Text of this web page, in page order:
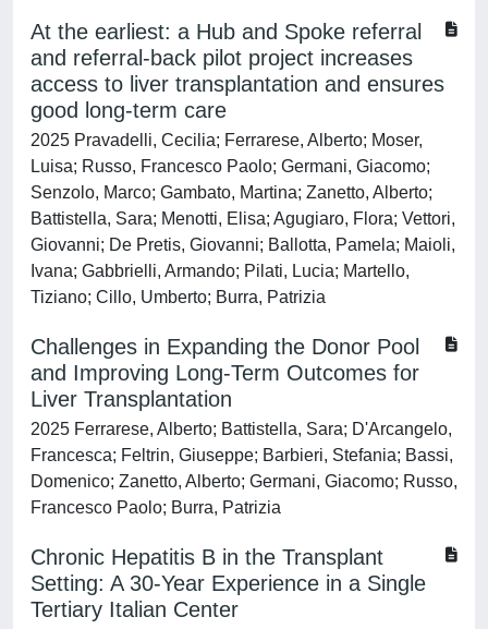
At the earliest: a Hub and Spoke referral
and referral-back pilot project increases
access to liver transplantation and ensures
good long-term care
2025 Pravadelli, Cecilia; Ferrarese, Alberto; Moser,
Luisa; Russo, Francesco Paolo; Germani, Giacomo;
Senzolo, Marco; Gambato, Martina; Zanetto, Alberto;
Battistella, Sara; Menotti, Elisa; Agugiaro, Flora; Vettori,
Giovanni; De Pretis, Giovanni; Ballotta, Pamela; Maioli,
Ivana; Gabbrielli, Armando; Pilati, Lucia; Martello,
Tiziano; Cillo, Umberto; Burra, Patrizia
Challenges in Expanding the Donor Pool
and Improving Long-Term Outcomes for
Liver Transplantation
2025 Ferrarese, Alberto; Battistella, Sara; D'Arcangelo,
Francesca; Feltrin, Giuseppe; Barbieri, Stefania; Bassi,
Domenico; Zanetto, Alberto; Germani, Giacomo; Russo,
Francesco Paolo; Burra, Patrizia
Chronic Hepatitis B in the Transplant
Setting: A 30-Year Experience in a Single
Tertiary Italian Center